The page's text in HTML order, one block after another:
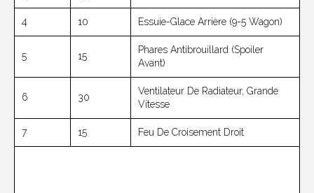
4 10 Essuie-Glace Arrière (9-5 Wagon)
5 15
Phares Antibrouillard (spoiler
Avant)
6 30
Ventilateur De Radiateur, Grande
Vitesse
7 15 Feu De Croisement Droit